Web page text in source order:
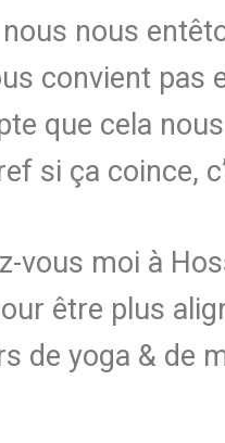
nous
convient pas
que cela
si ça coince,
vous moi à
être plus
de yoga & de